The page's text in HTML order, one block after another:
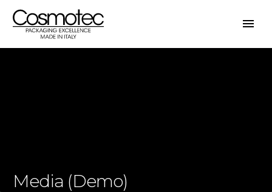
Media (Demo)